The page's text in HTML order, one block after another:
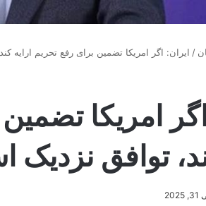
/ ایران: اگر امریکا تضمین برای رفع تحریم ارایه
امریکا
توافق